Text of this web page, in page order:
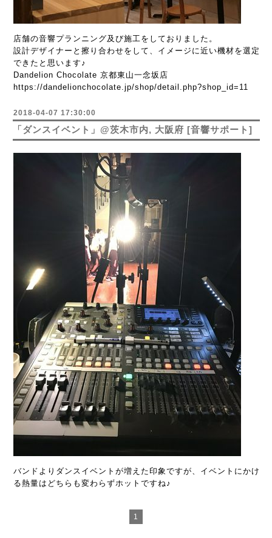
店舗の音響プランニング及び施工をしておりました。
設計デザイナーと擦り合わせをして、イメージに近い機材を選定
できたと思います♪
Dandelion Chocolate 京都東山一念坂店
https://dandelionchocolate.jp/shop/detail.php?shop_id=11
2018-04-07 17:30:00
「ダンスイベント」@茨木市内, 大阪府 [音響サポート]
バンドよりダンスイベントが増えた印象ですが、イベントにかけ
る熱量はどちらも変わらずホットですね♪
1